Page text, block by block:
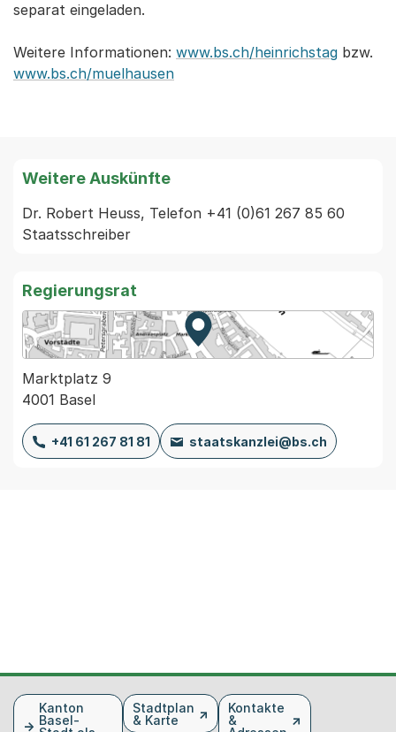
separat eingeladen.
Weitere Informationen: www.bs.ch/heinrichstag bzw.
www.bs.ch/muelhausen
Weitere Auskünfte
Dr. Robert Heuss, Telefon +41 (0)61 267 85 60
Staatsschreiber
Regierungsrat
Zur Karte von MapBS.
Externer Link, wird in einem
Marktplatz 9
4001 Basel
+41 61 267 81 81 staatskanzlei@bs.ch
FusszeileKanton
Basel-
Stadtplan
& Karte
Kontakte
&